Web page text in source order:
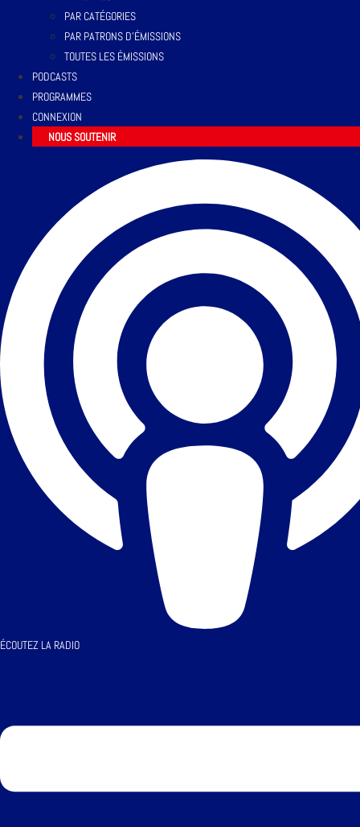
PAR CATÉGORIES
PAR PATRONS D’ÉMISSIONS
TOUTES LES ÉMISSIONS
PODCASTS
PROGRAMMES
CONNEXION
NOUS SOUTENIR
ÉCOUTEZ LA RADIO